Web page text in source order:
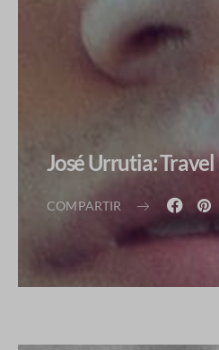
José Urrutia: Travel
COMPARTIR